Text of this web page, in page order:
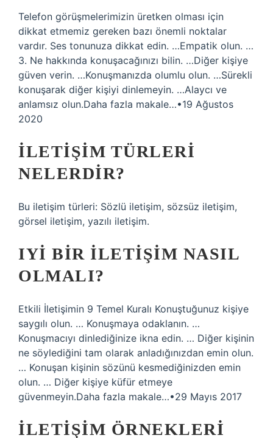
Telefon görüşmelerimizin üretken olması için
dikkat etmemiz gereken bazı önemli noktalar
vardır. Ses tonunuza dikkat edin. …Empatik olun. …
3. Ne hakkında konuşacağınızı bilin. …Diğer kişiye
güven verin. …Konuşmanızda olumlu olun. …Sürekli
konuşarak diğer kişiyi dinlemeyin. …Alaycı ve
anlamsız olun.Daha fazla makale…•19 Ağustos
2020
İLETIŞIM TÜRLERI
NELERDIR?
Bu iletişim türleri: Sözlü iletişim, sözsüz iletişim,
görsel iletişim, yazılı iletişim.
IYI BIR ILETIŞIM NASIL
OLMALI?
Etkili İletişimin 9 Temel Kuralı Konuştuğunuz kişiye
saygılı olun. … Konuşmaya odaklanın. …
Konuşmacıyı dinlediğinize ikna edin. … Diğer kişinin
ne söylediğini tam olarak anladığınızdan emin olun.
… Konuşan kişinin sözünü kesmediğinizden emin
olun. … Diğer kişiye küfür etmeye
güvenmeyin.Daha fazla makale…•29 Mayıs 2017
İLETIŞIM ÖRNEKLERI